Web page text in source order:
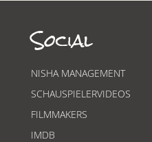
Social
NISHA MANAGEMENT
SCHAUSPIELERVIDEOS
FILMMAKERS
IMDB